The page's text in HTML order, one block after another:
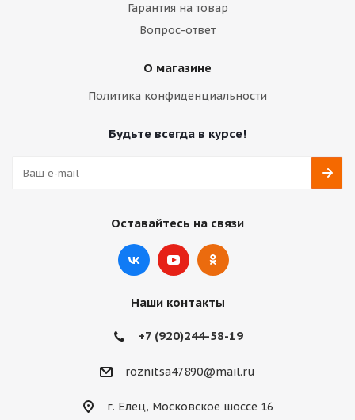
Гарантия на товар
Вопрос-ответ
О магазине
Политика конфиденциальности
Будьте всегда в курсе!
Оставайтесь на связи
Наши контакты
+7 (920)244-58-19
roznitsa47890@mail.ru
г. Елец, Московское шоссе 16